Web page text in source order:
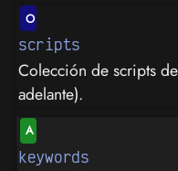
scripts
Colección de scripts
adelante).
keywords